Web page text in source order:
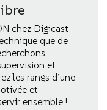
chez Digicast
que de
et
les rangs d’une
et
ensemble !